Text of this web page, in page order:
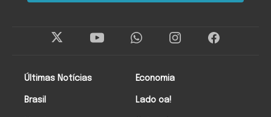
Últimas Notícias
Brasil
Economia
Lado oa!